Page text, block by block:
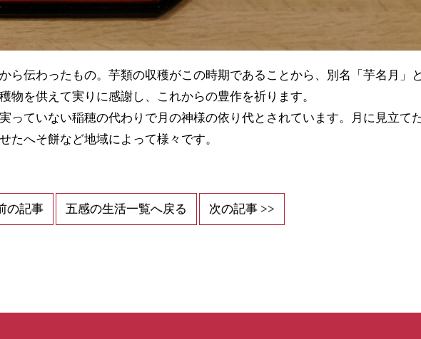
ら伝わったもの。芋類の収穫がこの時期であることから、別名「芋名月」
物を供えて実りに感謝し、これからの豊作を祈ります。
っていない稲穂の代わりで月の神様の依り代とされています。月に見立て
たへそ餅など地域によって様々です。
の記事 五感の生活一覧へ戻る 次の記事 >>